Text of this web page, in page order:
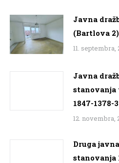
Javna
(Bartlova 2)
11. septembra,
Javna
1847-1378-
12. novembra,
Druga
stanovanja